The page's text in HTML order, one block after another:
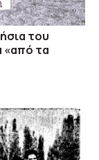
του
«από τα